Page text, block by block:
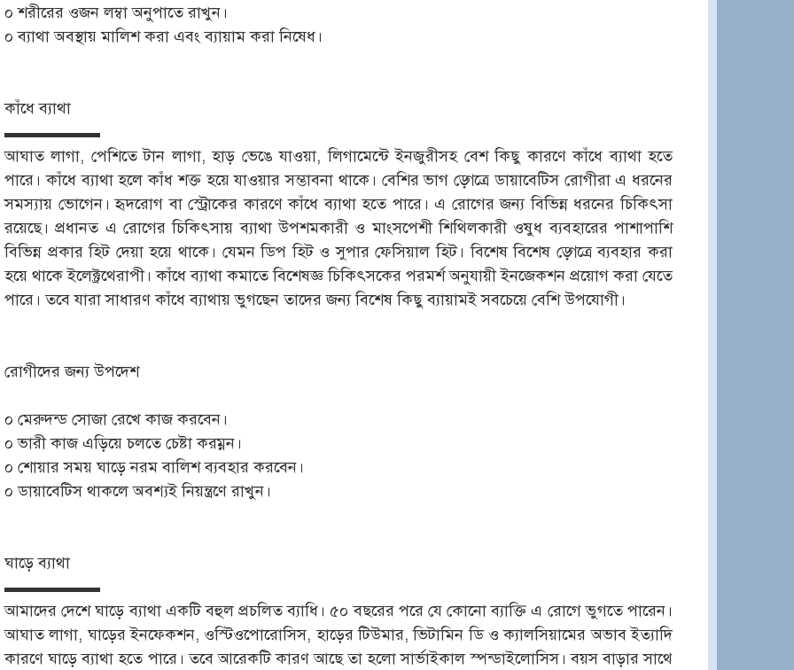
০ শরীরের ওজন লম্বা অনুপাতে রাখুন।
০ ব্যাথা অবস্থায় মালিশ করা এবং ব্যায়াম করা নিষেধ।
কাঁধে ব্যাথা
▬▬▬▬▬▬
আঘাত লাগা, পেশিতে টান লাগা, হাড় ভেঙে যাওয়া, লিগামেন্টে ইনজুরীসহ বেশ কিছু কারণে কাঁধে ব্যাথা হতে
পারে। কাঁধে ব্যাথা হলে কাঁধ শক্ত হয়ে যাওয়ার সম্ভাবনা থাকে। বেশির ভাগ ড়্গেত্রে ডায়াবেটিস রোগীরা এ ধরনের
সমস্যায় ভোগেন। হৃদরোগ বা স্ট্রোকের কারণে কাঁধে ব্যাথা হতে পারে। এ রোগের জন্য বিভিন্ন ধরনের চিকিৎসা
রয়েছে। প্রধানত এ রোগের চিকিৎসায় ব্যাথা উপশমকারী ও মাংসপেশী শিথিলকারী ওষুধ ব্যবহারের পাশাপাশি
বিভিন্ন প্রকার হিট দেয়া হয়ে থাকে। যেমন ডিপ হিট ও সুপার ফেসিয়াল হিট। বিশেষ বিশেষ ড়্গেত্রে ব্যবহার করা
হয়ে থাকে ইলেক্ট্রথেরাপী। কাঁধে ব্যাথা কমাতে বিশেষজ্ঞ চিকিৎসকের পরমর্শ অনুযায়ী ইনজেকশন প্রয়োগ করা যেতে
পারে। তবে যারা সাধারণ কাঁধে ব্যাথায় ভুগছেন তাদের জন্য বিশেষ কিছু ব্যায়ামই সবচেয়ে বেশি উপযোগী।
রোগীদের জন্য উপদেশ
০ মেরুদন্ড সোজা রেখে কাজ করবেন।
০ ভারী কাজ এড়িয়ে চলতে চেষ্টা করম্নন।
০ শোয়ার সময় ঘাড়ে নরম বালিশ ব্যবহার করবেন।
০ ডায়াবেটিস থাকলে অবশ্যই নিয়ন্ত্রণে রাখুন।
ঘাড়ে ব্যাথা
▬▬▬▬▬▬
আমাদের দেশে ঘাড়ে ব্যাথা একটি বহুল প্রচলিত ব্যাধি। ৫০ বছরের পরে যে কোনো ব্যাক্তি এ রোগে ভুগতে পারেন।
আঘাত লাগা, ঘাড়ের ইনফেকশন, ওস্টিওপোরোসিস, হাড়ের টিউমার, ভিটামিন ডি ও ক্যালসিয়ামের অভাব ইত্যাদি
কারণে ঘাড়ে ব্যাথা হতে পারে। তবে আরেকটি কারণ আছে তা হলো সার্ভাইকাল স্পন্ডাইলোসিস। বয়স বাড়ার সাথে